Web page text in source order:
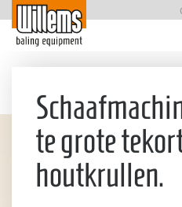
te grote
houtkrullen.